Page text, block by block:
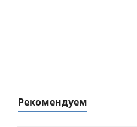
Рекомендуем